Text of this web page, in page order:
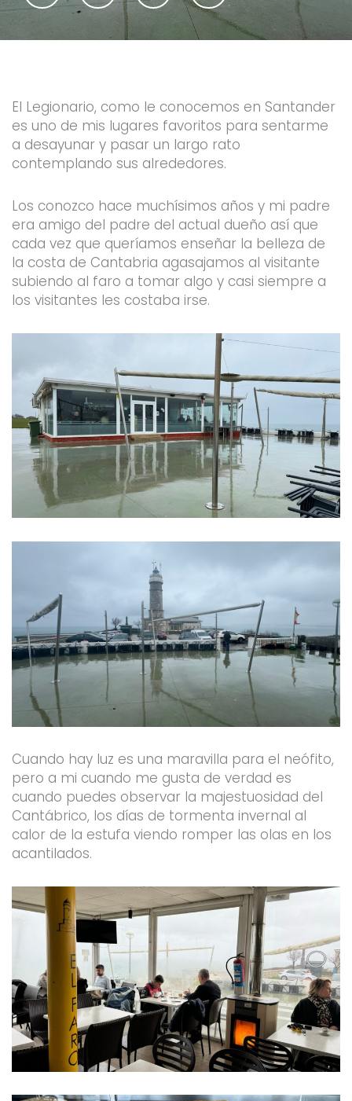
c
f
i u s
El Legionario, como le conocemos en Santander
es uno de mis lugares favoritos para sentarme
a desayunar y pasar un largo rato
contemplando sus alrededores.
Los conozco hace muchísimos años y mi padre
era amigo del padre del actual dueño así que
cada vez que queríamos enseñar la belleza de
la costa de Cantabria agasajamos al visitante
subiendo al faro a tomar algo y casi siempre a
los visitantes les costaba irse.
Cuando hay luz es una maravilla para el neófito,
pero a mi cuando me gusta de verdad es
cuando puedes observar la majestuosidad del
Cantábrico, los días de tormenta invernal al
calor de la estufa viendo romper las olas en los
acantilados.